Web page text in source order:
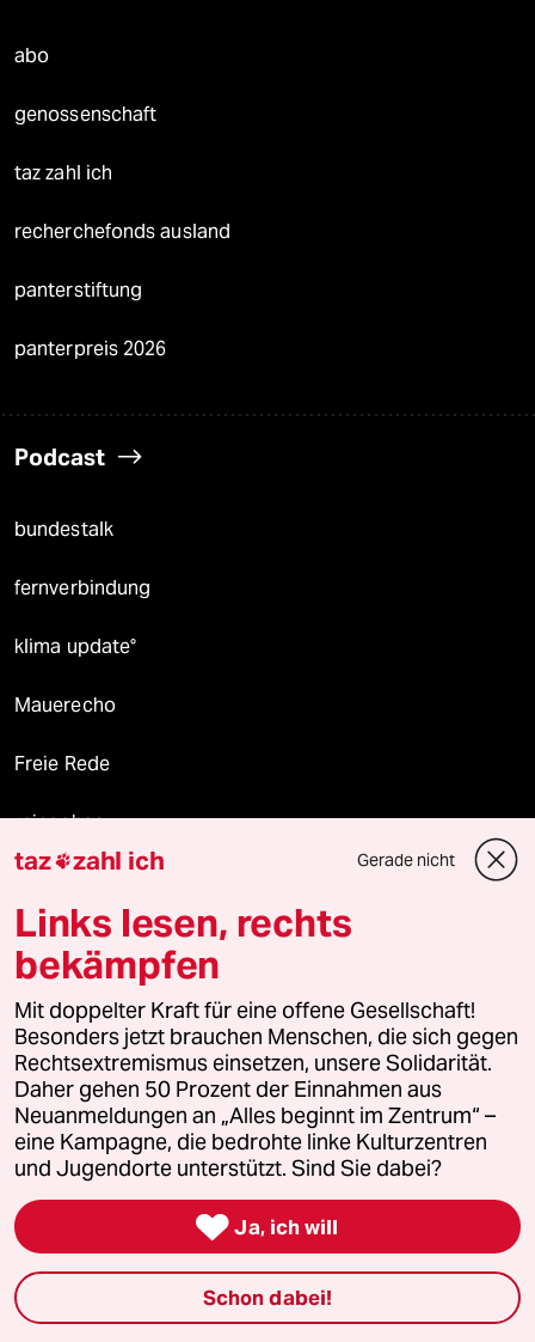
abo
genossenschaft
taz zahl ich
recherchefonds ausland
panterstiftung
panterpreis 2026
Podcast
bundestalk
fernverbindung
klima update°
Mauerecho
Freie Rede
reingehen
Newsletter
team zukunft
taz frisch
taz zahl ich
taz lab Infobrief
Veranstaltungen
taz zahl ich Gerade nicht
Links lesen, rechts
bekämpfen
Mit doppelter Kraft für eine offene Gesellschaft!
Besonders jetzt brauchen Menschen, die sich gegen
Rechtsextremismus einsetzen, unsere Solidarität.
Daher gehen 50 Prozent der Einnahmen aus
Neuanmeldungen an „Alles beginnt im Zentrum“ –
eine Kampagne, die bedrohte linke Kulturzentren
und Jugendorte unterstützt. Sind Sie dabei?
 Ja, ich will
Schon dabei!